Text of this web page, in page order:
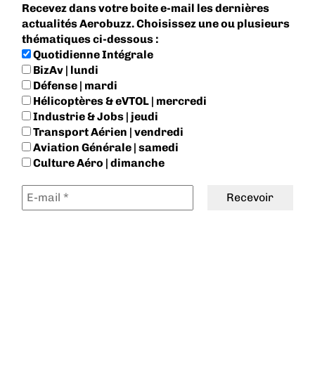
Recevez dans votre boite e-mail les dernières
actualités Aerobuzz. Choisissez une ou plusieurs
thématiques ci-dessous :
Quotidienne Intégrale
BizAv | lundi
Défense | mardi
Hélicoptères & eVTOL | mercredi
Industrie & Jobs | jeudi
Transport Aérien | vendredi
Aviation Générale | samedi
Culture Aéro | dimanche